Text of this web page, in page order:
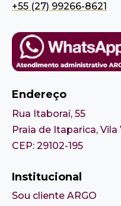
+55 (27) 99266-8621
Endereço
Rua Itaboraí, 55
Praia de Itaparica, Vila
CEP: 29102-195
Institucional
Sou cliente ARGO